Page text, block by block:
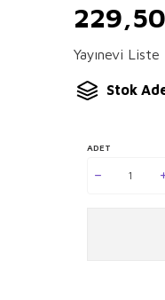
229,50
Yayınevi Liste
Stok
ADET